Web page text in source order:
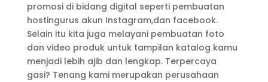
promosi di bidang digital seperti pembuatan
hostingurus akun Instagram,dan facebook.
Selain itu kita juga melayani pembuatan foto
dan video produk untuk tampilan katalog kamu
menjadi lebih ajib dan lengkap. Terpercaya
gasi? Tenang kami merupakan perusahaan